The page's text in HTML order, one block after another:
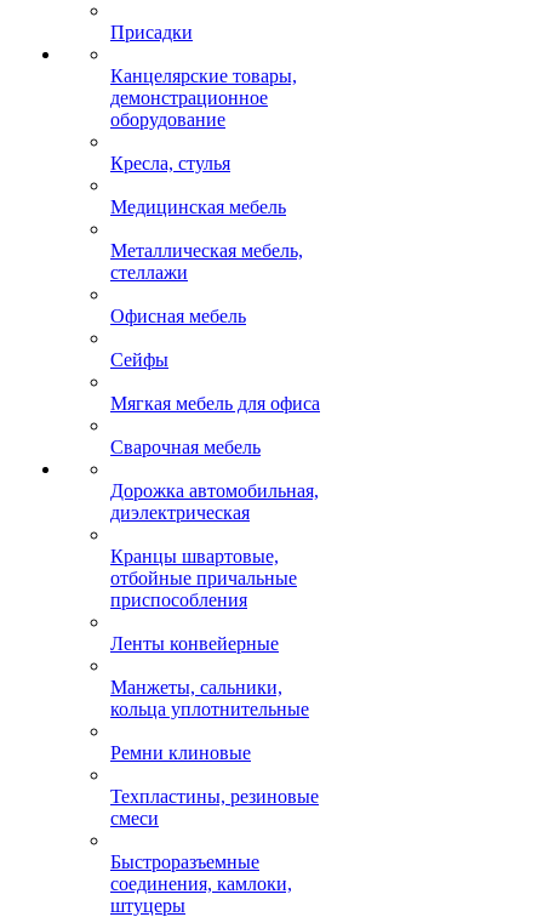
Присадки
Канцелярские товары,
демонстрационное
оборудование
Кресла, стулья
Медицинская мебель
Металлическая мебель,
стеллажи
Офисная мебель
Сейфы
Мягкая мебель для офиса
Сварочная мебель
Дорожка автомобильная,
диэлектрическая
Кранцы швартовые,
отбойные причальные
приспособления
Ленты конвейерные
Манжеты, сальники,
кольца уплотнительные
Ремни клиновые
Техпластины, резиновые
смеси
Быстроразъемные
соединения, камлоки,
штуцеры